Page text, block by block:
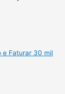
e Faturar 30 mil